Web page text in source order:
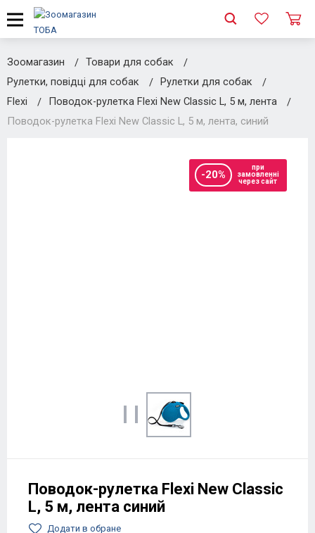
Зоомагазин
Товари для собак
Рулетки, повідці для собак
Рулетки для собак
Flexi
Поводок-рулетка Flexi New Classic L, 5 м, лента
Поводок-рулетка Flexi New Classic L, 5 м, лента, синий
-20%
при
замовленні
через сайт
Поводок-рулетка Flexi New Classic
L, 5 м, лента синий
Додати в обране